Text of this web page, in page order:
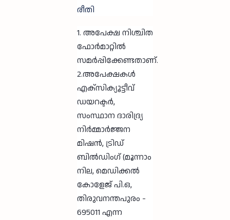
രീതി
1. അപേക്ഷ നിശ്ചിത
ഫോർമാറ്റിൽ
സമർപ്പിക്കേണ്ടതാണ്.
2.അപേക്ഷകൾ
എക്സിക്യൂട്ടീവ്
ഡയറക്ടർ,
സംസ്ഥാന ദാരിദ്ര്യ
നിർമ്മാർജ്ജന
മിഷൻ, ട്രിഡ്
ബിൽഡിംഗ് (മൂന്നാം
നില, മെഡിക്കൽ
കോളേജ് പി.ഒ,
തിരുവനന്തപുരം -
695011 എന്ന